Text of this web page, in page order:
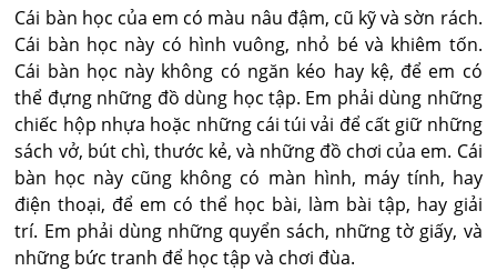
Cái bàn học của em có màu nâu đậm, cũ kỹ và sờn rách.
Cái bàn học này có hình vuông, nhỏ bé và khiêm tốn.
Cái bàn học này không có ngăn kéo hay kệ, để em có
thể đựng những đồ dùng học tập. Em phải dùng những
chiếc hộp nhựa hoặc những cái túi vải để cất giữ những
sách vở, bút chì, thước kẻ, và những đồ chơi của em. Cái
bàn học này cũng không có màn hình, máy tính, hay
điện thoại, để em có thể học bài, làm bài tập, hay giải
trí. Em phải dùng những quyển sách, những tờ giấy, và
những bức tranh để học tập và chơi đùa.